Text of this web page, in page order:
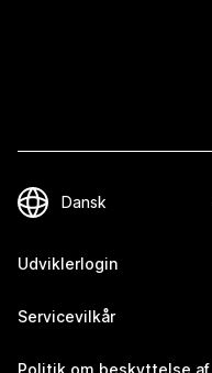
Udviklerlogin
Servicevilkår